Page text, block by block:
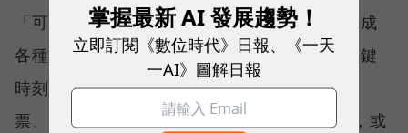
「可靠性體驗」衡量的是使用者是否能順利完成
各種數位應用，因此，考驗的是網路服務在關鍵
時刻不中斷的能力。例如，搶購熱門演唱會門
票、秒殺限量商品、超商結帳掃描 QR Code，或
掌握最新 AI 發展趨勢！
立即訂閱《數位時代》日報、《一天
一AI》圖解日報